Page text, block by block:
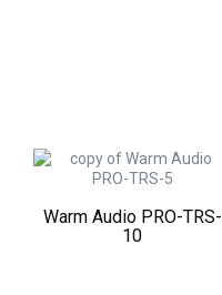
Warm Audio PRO-TRS-
10